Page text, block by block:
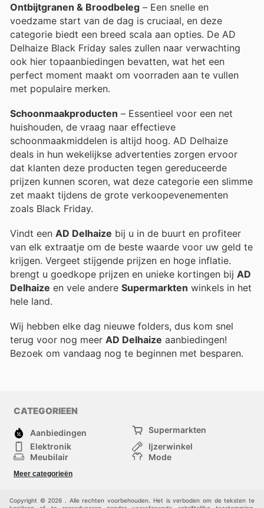
Ontbijtgranen & Broodbeleg – Een snelle en
voedzame start van de dag is cruciaal, en deze
categorie biedt een breed scala aan opties. De AD
Delhaize Black Friday sales zullen naar verwachting
ook hier topaanbiedingen bevatten, wat het een
perfect moment maakt om voorraden aan te vullen
met populaire merken.
Schoonmaakproducten – Essentieel voor een net
huishouden, de vraag naar effectieve
schoonmaakmiddelen is altijd hoog. AD Delhaize
deals in hun wekelijkse advertenties zorgen ervoor
dat klanten deze producten tegen gereduceerde
prijzen kunnen scoren, wat deze categorie een slimme
zet maakt tijdens de grote verkoopevenementen
zoals Black Friday.
Vindt een AD Delhaize bij u in de buurt en profiteer
van elk extraatje om de beste waarde voor uw geld te
krijgen. Vergeet stijgende prijzen en hoge inflatie.
brengt u goedkope prijzen en unieke kortingen bij AD
Delhaize en vele andere Supermarkten winkels in het
hele land.
Wij hebben elke dag nieuwe folders, dus kom snel
terug voor nog meer AD Delhaize aanbiedingen!
Bezoek om vandaag nog te beginnen met besparen.
CATEGORIEEN
Aanbiedingen
Supermarkten
Elektronik
Ijzerwinkel
Meubilair
Mode
Schoonheid
Meer categorieën
Copyright © 2026 . Alle rechten voorbehouden. Het is verboden om de teksten te